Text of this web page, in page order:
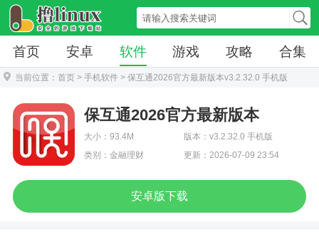
首页 安卓 软件 游戏 攻略 合集
当前位置： 首页 > 手机软件 > 保互通2026官方最新版本v3.2.32.0 手机版
保互通2026官方最新版本
大小：93.4M
版本：v3.2.32.0 手机版
类别：金融理财
更新：2026-07-09 23:54
安卓版下载